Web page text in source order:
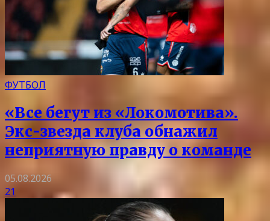
ФУТБОЛ
«Все бегут из «Локомотива».
Экс-звезда клуба обнажил
неприятную правду о команде
05.08.2026
21